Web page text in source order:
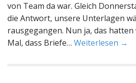
von Team da war. Gleich
die Antwort, unsere Unterlagen
rausgegangen. Nun ja, das
Mal, dass Briefe… Weiterlesen →